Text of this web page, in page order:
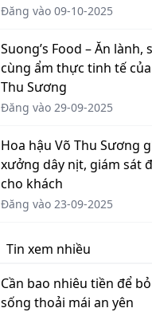
Đăng vào 09-10-2025
Suong’s Food – Ăn lành,
cùng ẩm thực tinh tế
Thu Sương
Đăng vào 29-09-2025
Hoa hậu Võ Thu Sương
xưởng dây nịt, giám sát
cho khách
Đăng vào 23-09-2025
Tin xem nhiều
Cần bao nhiêu tiền để
sống thoải mái an yên